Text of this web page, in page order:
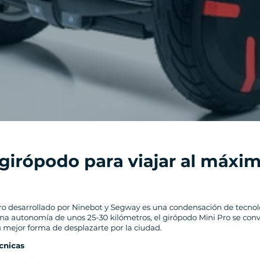
para viajar al
desarrollado por Ninebot y Segway es una condensación de
autonomía de unos 25-30 kilómetros, el girópodo Mini Pro se
forma de desplazarte por la ciudad.